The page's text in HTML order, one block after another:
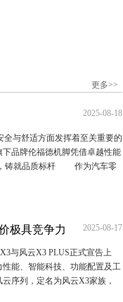
更多>>
2025-08-18
与舒适方面发挥着至关重要的
品牌伦福德机脚凭借卓越性能
铸就品质标杆 作为汽车零
2025-08-17
极具竞争力
与风云X3 PLUS正式宣告上
能、智能科技、功能配置及工
序列，定名为风云X3家族，